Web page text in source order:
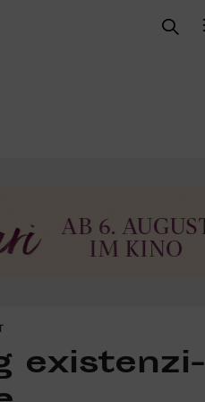
exis­ten­zi­